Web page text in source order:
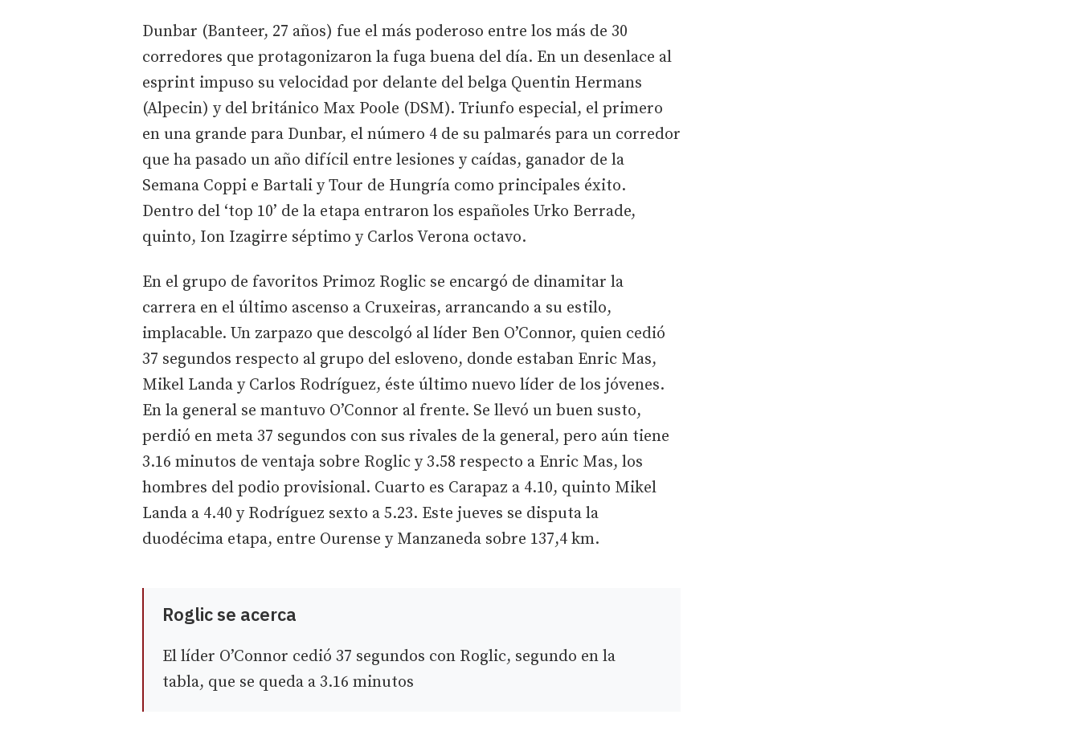
Dunbar (Banteer, 27 años) fue el más poderoso entre los más de 30
corredores que protagonizaron la fuga buena del día. En un desenlace al
esprint impuso su velocidad por delante del belga Quentin Hermans
(Alpecin) y del británico Max Poole (DSM). Triunfo especial, el primero
en una grande para Dunbar, el número 4 de su palmarés para un corredor
que ha pasado un año difícil entre lesiones y caídas, ganador de la
Semana Coppi e Bartali y Tour de Hungría como principales éxito.
Dentro del ‘top 10’ de la etapa entraron los españoles Urko Berrade,
quinto, Ion Izagirre séptimo y Carlos Verona octavo.
En el grupo de favoritos Primoz Roglic se encargó de dinamitar la
carrera en el último ascenso a Cruxeiras, arrancando a su estilo,
implacable. Un zarpazo que descolgó al líder Ben O’Connor, quien cedió
37 segundos respecto al grupo del esloveno, donde estaban Enric Mas,
Mikel Landa y Carlos Rodríguez, éste último nuevo líder de los jóvenes.
En la general se mantuvo O’Connor al frente. Se llevó un buen susto,
perdió en meta 37 segundos con sus rivales de la general, pero aún tiene
3.16 minutos de ventaja sobre Roglic y 3.58 respecto a Enric Mas, los
hombres del podio provisional. Cuarto es Carapaz a 4.10, quinto Mikel
Landa a 4.40 y Rodríguez sexto a 5.23. Este jueves se disputa la
duodécima etapa, entre Ourense y Manzaneda sobre 137,4 km.
Roglic se acerca
El líder O’Connor cedió 37 segundos con Roglic, segundo en la
tabla, que se queda a 3.16 minutos